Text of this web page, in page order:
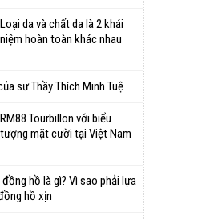
Loại da và chất da là 2 khái
niệm hoàn toàn khác nhau
sư Thầy Thích Minh Tuệ
RM88 Tourbillon với biểu
tượng mặt cười tại Việt Nam
hồ là gì? Vì sao phải lựa
hồ xịn